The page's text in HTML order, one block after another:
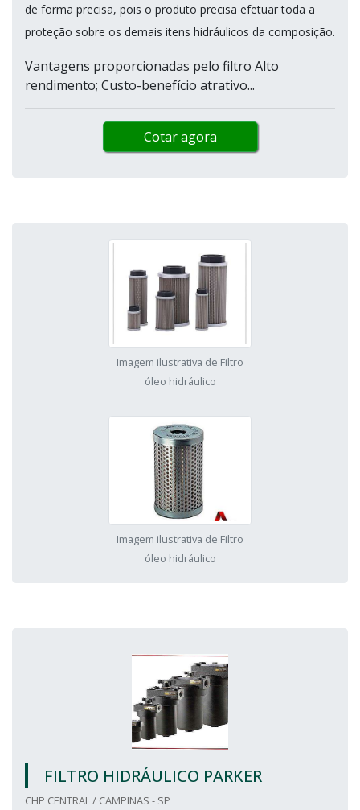
de forma precisa, pois o produto precisa efetuar toda a
proteção sobre os demais itens hidráulicos da composição.
Vantagens proporcionadas pelo filtro Alto
rendimento; Custo-benefício atrativo...
Cotar agora
Imagem ilustrativa de Filtro
óleo hidráulico
Imagem ilustrativa de Filtro
óleo hidráulico
FILTRO HIDRÁULICO PARKER
CHP CENTRAL / CAMPINAS - SP